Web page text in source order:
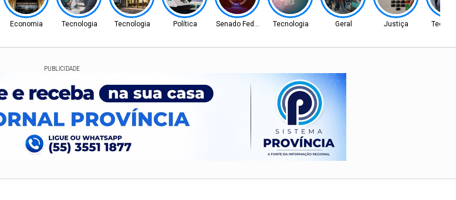
Economia Tecnologia Tecnologia Política Senado Federal Tecnologia Geral Justiça
PUBLICIDADE